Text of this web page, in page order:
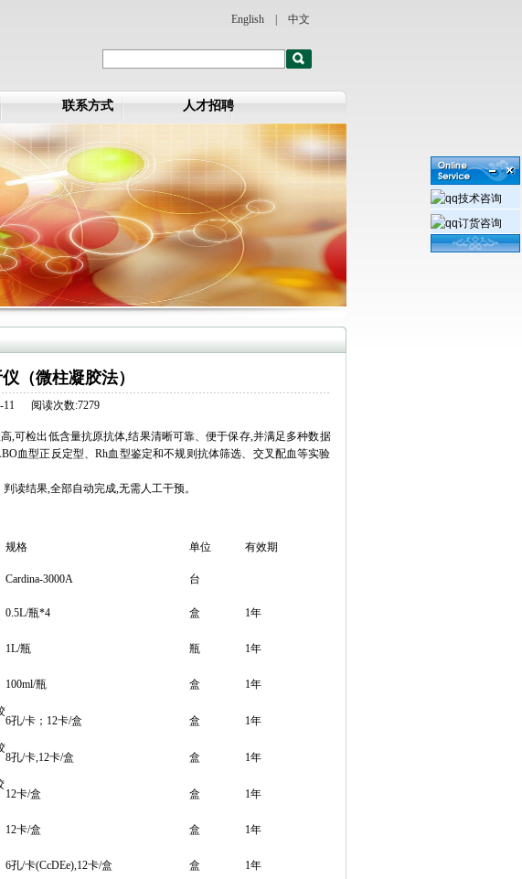
English 中文
联系方式 人才招聘
（微柱凝胶法）
11 阅读次数:7279
,可检出低含量抗原抗体,结果清晰可靠、便于保存,并满足多种数据
血型正反定型、Rh血型鉴定和不规则抗体筛选、交叉配血等实验
读结果,全部自动完成,无需人工干预。
规格 单位 有效期
Cardina-3000A 台
0.5L/瓶*4 盒 1年
1L/瓶 瓶 1年
100ml/瓶 盒 1年
6孔/卡；12卡/盒 盒 1年
8孔/卡,12卡/盒 盒 1年
12卡/盒 盒 1年
12卡/盒 盒 1年
6孔/卡(CcDEe),12卡/盒 盒 1年
技术咨询
订货咨询